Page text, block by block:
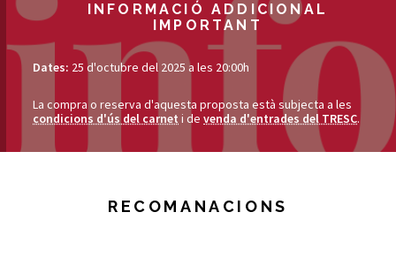
INFORMACIÓ ADDICIONAL
IMPORTANT
Dates: 25 d'octubre del 2025 a les 20:00h
La compra o reserva d'aquesta proposta està subjecta a les
condicions d'ús del carnet i de venda d'entrades del TRESC.
RECOMANACIONS